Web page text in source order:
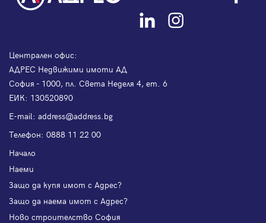
Централен офис:
АДРЕС Недвижими имоти АД
София - 1000, пл. Света Неделя 4, ет. 6
ЕИК: 130520890
Е-mail: address@address.bg
Телефон: 0888 11 22 00
Начало
Наеми
Защо да купя имот с Адрес?
Защо да наема имот с Адрес?
Ново строителство София